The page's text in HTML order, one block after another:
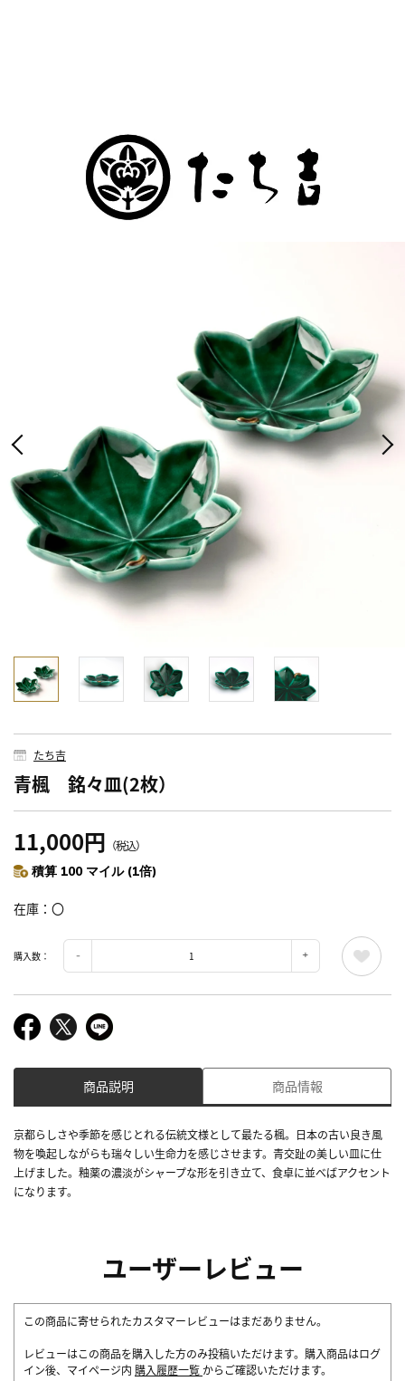
たち吉
青楓 銘々皿(2枚）
11,000円 （税込）
積算 100 マイル (1倍)
在庫 〇
購入数：
商品説明 商品情報
京都らしさや季節を感じとれる伝統文様として最たる楓。日本の古い良き風
物を喚起しながらも瑞々しい生命力を感じさせます。青交趾の美しい皿に仕
上げました。釉薬の濃淡がシャープな形を引き立て、食卓に並べばアクセント
になります。
ユーザーレビュー
この商品に寄せられたカスタマーレビューはまだありません。
レビューはこの商品を購入した方のみ投稿いただけます。購入商品はログ
イン後、マイページ内 購入履歴一覧 からご確認いただけます。